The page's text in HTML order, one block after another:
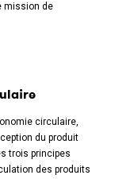
mission de
circulaire,
du produit
trois principes
des produits